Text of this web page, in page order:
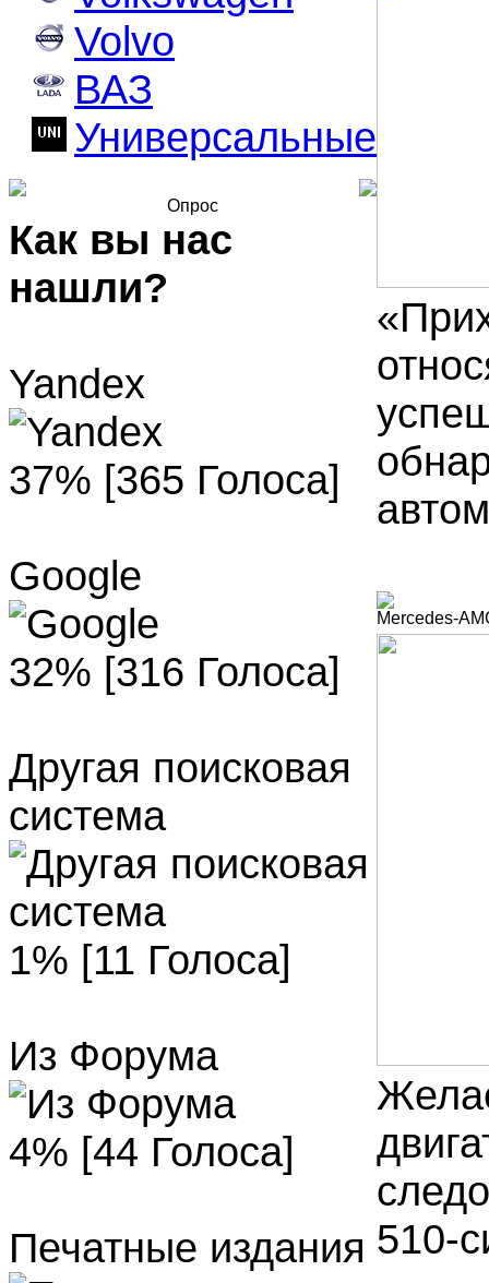
Volvo
ВАЗ
Универсальные
Опрос
Как вы нас
нашли?
Yandex
37% [365 Голоса]
Google
32% [316 Голоса]
Другая поисковая
система
1% [11 Голоса]
Из Форума
4% [44 Голоса]
Печатные издания
Mercedes-
510-